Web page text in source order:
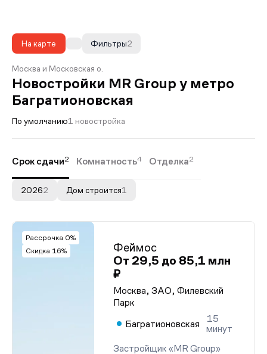
На карте 2
Фильтры
Москва и Московская о.
Новостройки MR Group у метро
Багратионовская
По умолчанию1 новостройка
Срок сдачи2 Комнатность4 Отделка2
20262 Дом строится1
Рассрочка 0%
Скидка 16%
Феймос
От 29,5 до 85,1 млн
₽
Москва, ЗАО, Филевский
Парк
Багратионовская
15
минут
Застройщик «MR Group»